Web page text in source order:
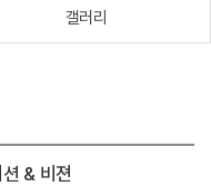
갤러리
& 비젼